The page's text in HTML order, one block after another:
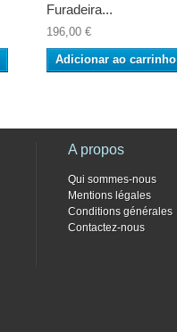
Furadeira...
196,00 €
Adicionar ao carrinho
A propos
Qui sommes-nous
Mentions légales
Conditions générales
Contactez-nous